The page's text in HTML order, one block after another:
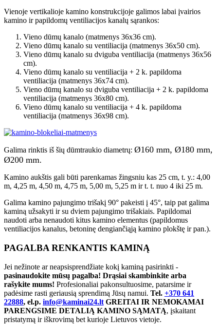
Vienoje vertikalioje kamino konstrukcijoje galimos labai įvairios
kamino ir papildomų ventiliacijos kanalų sąrankos:
Vieno dūmų kanalo (matmenys 36x36 cm).
Vieno dūmų kanalo su ventiliacija (matmenys 36x50 cm).
Vieno dūmų kanalo su dviguba ventiliacija (matmenys 36x56
cm).
Vieno dūmų kanalo su ventiliacija + 2 k. papildoma
ventiliacija (matmenys 36x74 cm).
Vieno dūmų kanalo su dviguba ventiliacija + 2 k. papildoma
ventiliacija (matmenys 36x80 cm).
Vieno dūmų kanalo su ventiliacija + 4 k. papildoma
ventiliacija (matmenys 36x98 cm).
Galima rinktis iš šių dūmtraukio diametrų: Ø160 mm, Ø180 mm,
Ø200 mm.
Kamino aukštis gali būti parenkamas žingsniu kas 25 cm, t. y.: 4,00
m, 4,25 m, 4,50 m, 4,75 m, 5,00 m, 5,25 m ir t. t. nuo 4 iki 25 m.
Galima kamino pajungimo trišakį 90° pakeisti į 45°, taip pat galima
kaminą užsakyti ir su dviem pajungimo trišakiais. Papildomai
naudoti arba nenaudoti kitus kamino elementus (papildomus
ventiliacijos kanalus, betoninę dengiančiąją kamino plokštę ir pan.).
PAGALBA RENKANTIS KAMINĄ
Jei nežinote ar neapsisprendžiate kokį kaminą pasirinkti -
pasinaudokite mūsų pagalba! Drąsiai skambinkite arba
rašykite mums! Profesionaliai pakonsultuosime, patarsime ir
padėsime rasti geriausią sprendimą Jūsų namui. Tel. +370 641
22888, el.p. info@kaminai24.lt GREITAI IR NEMOKAMAI
PARENGSIME DETALIĄ KAMINO SĄMATĄ, įskaitant
pristatymą ir iškrovimą bet kurioje Lietuvos vietoje.